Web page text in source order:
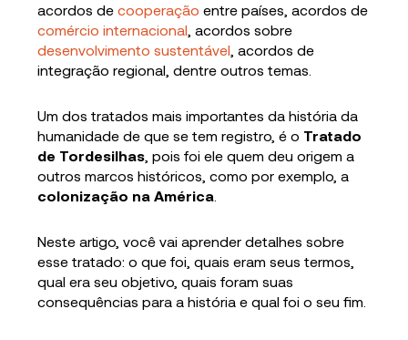
acordos decooperação entre países, acordos de
comércio internacional , acordos sobre
desenvolvimento sustentável , acordos de
integração regional, dentre outros temas.
Um dos tratados mais importantes da história da
humanidade de que se tem registro, é o Tratado
de Tordesilhas , pois foi ele quem deu origem a
outros marcos históricos, como por exemplo, a
colonização na América
Neste artigo, você vai aprender detalhes sobre
esse tratado: o que foi, quais eram seus termos,
qual era seu objetivo, quais foram suas
consequências para a história e qual foi o seu fim.